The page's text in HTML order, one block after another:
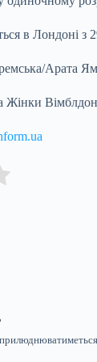
в Лондоні з
Арата
Жінки